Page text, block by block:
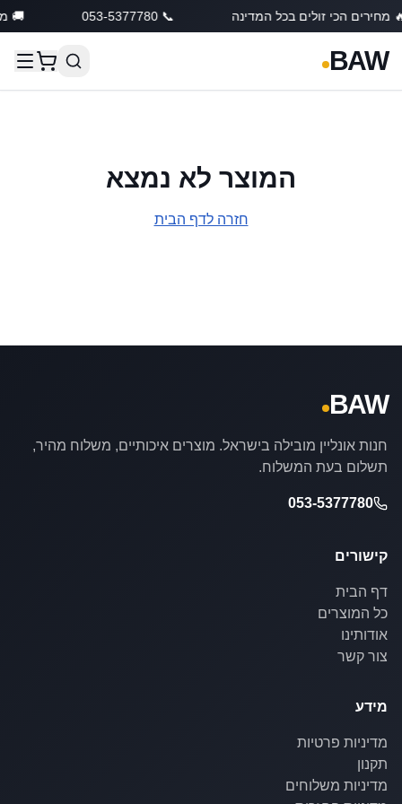
מחירים הכי זולים בכל המדינה 📞 053-5377780
🚚
BAW
המוצר לא נמצא
חזרה לדף הבית
BAW
חנות אונליין מובילה בישראל. מוצרים איכותיים, משלוח מהיר,
תשלום בעת המשלוח.
053-5377780
קישורים
דף הבית
כל המוצרים
אודותינו
צור קשר
מידע
מדיניות פרטיות
תקנון
מדיניות משלוחים